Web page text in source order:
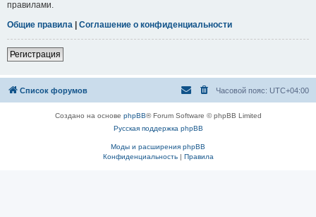
правилами.
Общие правила | Соглашение о конфиденциальности
Регистрация
Список форумов Часовой пояс: UTC+04:00
Создано на основе phpBB® Forum Software © phpBB Limited
Русская поддержка phpBB
Моды и расширения phpBB
Конфиденциальность| Правила